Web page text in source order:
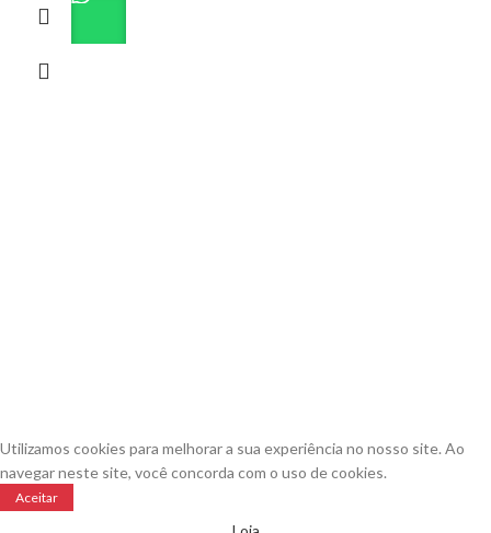
Utilizamos cookies para melhorar a sua experiência no nosso site. Ao
navegar neste site, você concorda com o uso de cookies.
Aceitar